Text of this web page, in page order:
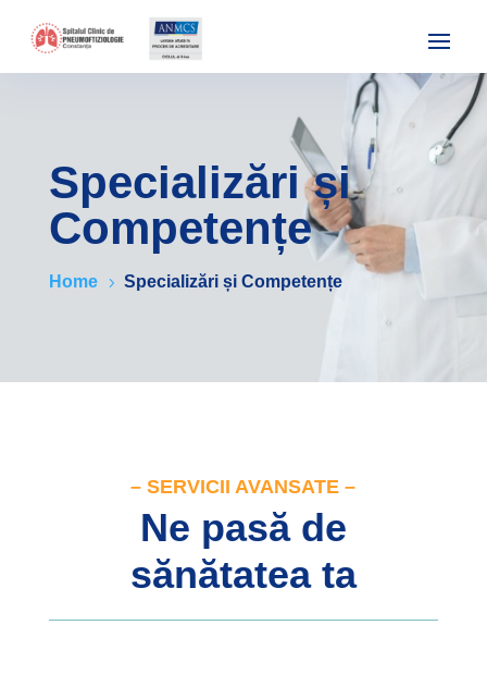
Specializări și
Competențe
Home 5 Specializări și Competențe
– SERVICII AVANSATE –
Ne pasă de
sănătatea ta